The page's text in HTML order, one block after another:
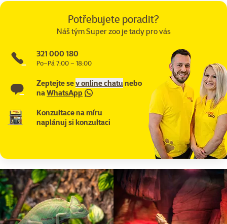
Potřebujete poradit?
Náš tým Super zoo je tady pro vás
321 000 180
Po–Pá 7:00 – 18:00
Zeptejte sev online chatunebo
naWhatsApp
Konzultace na míru
naplánuj si konzultaci